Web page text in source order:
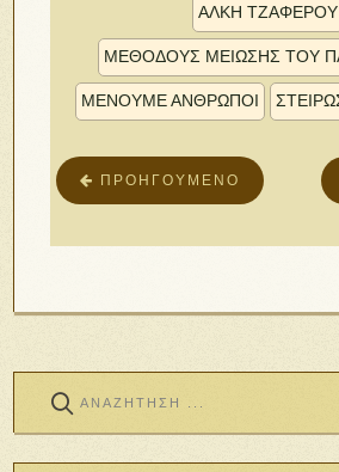
ΆΛΚΗ ΤΖΑΦΈΡΟΥ
ΜΕΘΌΔΟΥΣ ΜΕΊΩΣΗΣ ΤΟΥ
ΜΕΝΟΥΜΕ ΑΝΘΡΩΠΟΙ
ΠΡΟΗΓΟΎΜΕΝΟ